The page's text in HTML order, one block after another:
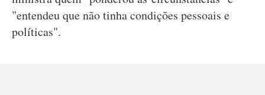
"entendeu que não tinha condições pessoais e
políticas".